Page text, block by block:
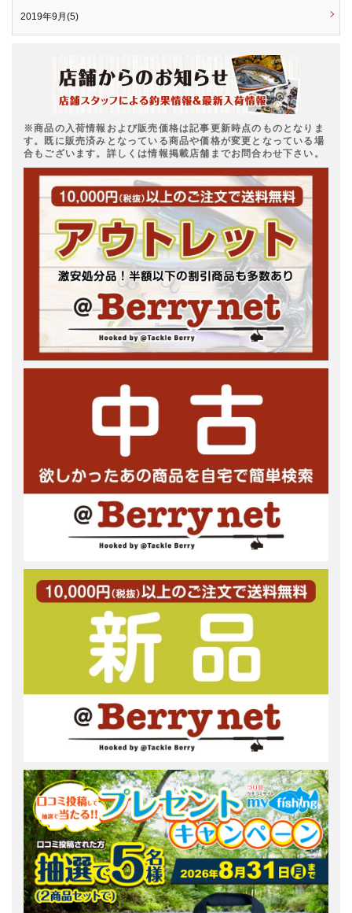
2019年9月(5)
※商品の入荷情報および販売価格は記事更新時点のものとなりま
す。既に販売済みとなっている商品や価格が変更となっている場
合もございます。詳しくは情報掲載店舗までお問合わせ下さい。